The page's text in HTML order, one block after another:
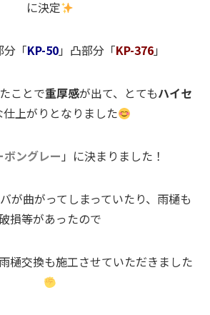
に決定
分「KP-50」凸部分「KP-376」
ことで重厚感が出て、とてもハイセ
仕上がりとなりました
ボングレー 」に決まりました！
が曲がってしまっていたり、雨樋も
損等があったので
樋交換も施工させていただきました